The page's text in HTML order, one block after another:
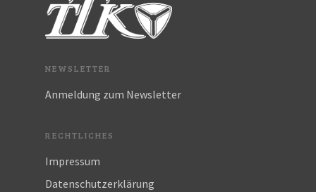
NEWSLETTER
Anmeldung zum Newsletter
RECHTLICHES
Impressum
Datenschutzerklärung